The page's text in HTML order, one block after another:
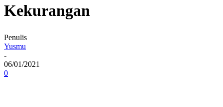
Kekurangan
Penulis
Yusmu
-
06/01/2021
0